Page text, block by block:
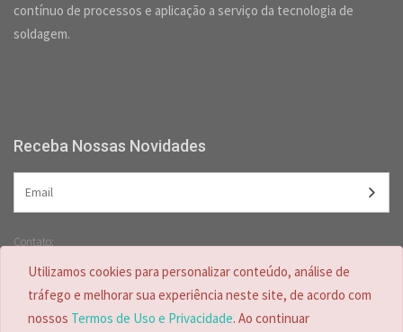
contínuo de processos e aplicação a serviço da tecnologia de
soldagem.
Receba Nossas Novidades
Contato:
(47) 99728-4635
Utilizamos cookies para personalizar conteúdo, análise de
tráfego e melhorar sua experiência neste site, de acordo com
nossos Termos de Uso e Privacidade. Ao continuar